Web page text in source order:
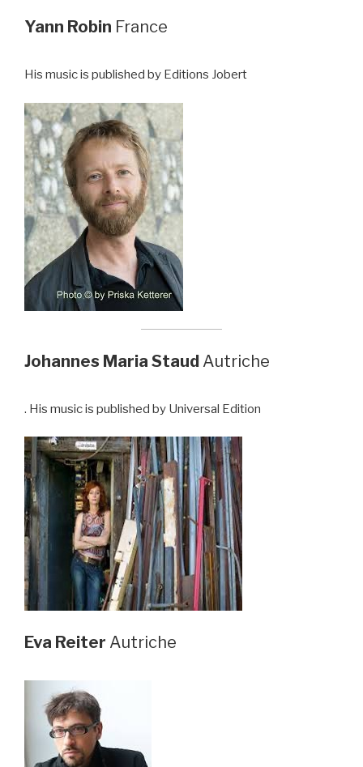
Yann Robin France
His music is published by Editions Jobert
Johannes Maria Staud Autriche
. His music is published by Universal Edition
Eva Reiter Autriche